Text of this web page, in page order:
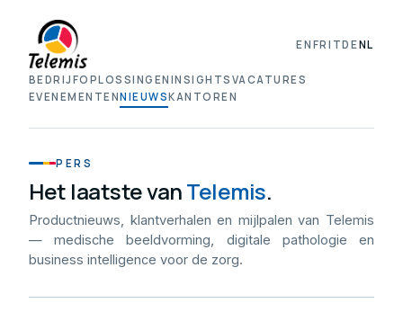
BEDRIJFOPLOSSINGEN INSIGHTS VACATURES
EVENEMENTENNIEUWSKANTOREN
ENFRITDENL
PERS
Het laatste vanTelemis.
Productnieuws, klantverhalen en mijlpalen van Telemis
— medische beeldvorming, digitale pathologie en
business intelligence voor de zorg.